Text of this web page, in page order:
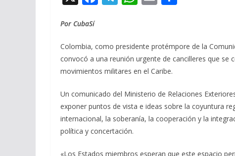
b
o
o
k
gr
a
m
s
A
p
p
l p
ar
r
Por CubaSí
Colombia, como presidente protémpore de la
convocó a una reunión urgente de cancilleres que se
movimientos militares en el Caribe.
Un comunicado del Ministerio de Relaciones
exponer puntos de vista e ideas sobre la coyuntura
internacional, la soberanía, la cooperación y la
política y concertación.
«Los Estados miembros esperan que este espacio